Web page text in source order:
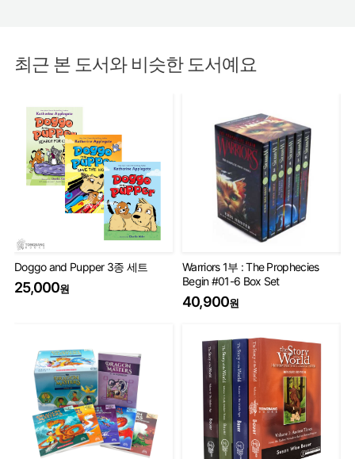
최근 본 도서와 비슷한 도서예요
Doggo and Pupper 3종 세트
25,000원
Warriors 1부 : The Prophecies
Begin #01-6 Box Set
40,900원